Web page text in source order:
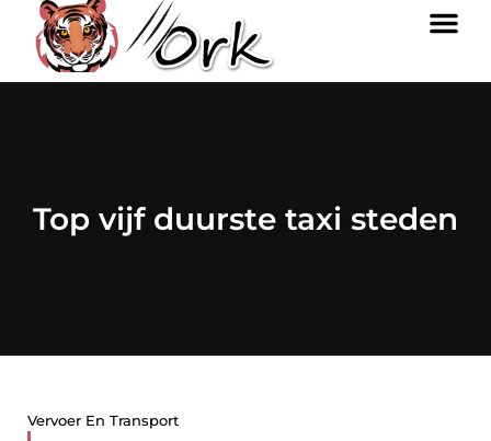
Top vijf duurste taxi steden
Vervoer En Transport